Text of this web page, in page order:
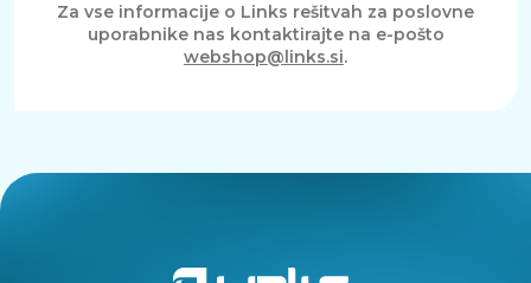
Za vse informacije o Links rešitvah za poslovne
uporabnike nas kontaktirajte na e-pošto
webshop@links.si.